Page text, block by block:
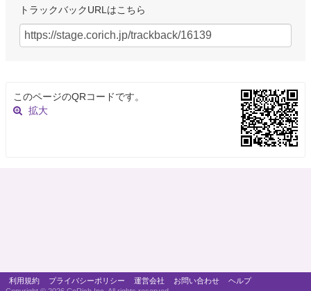
トラックバックURLはこちら
このページのQRコードです。
拡大
利用規約 プライバシーポリシー 運営会社 お問い合わせ
ヘルプ